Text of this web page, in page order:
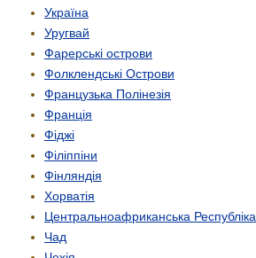
Україна
Уругвай
Фарерські острови
Фолклендські Острови
Французька Полінезія
Франція
Фіджі
Філіппіни
Фінляндія
Хорватія
Центрально­африканська Республіка
Чад